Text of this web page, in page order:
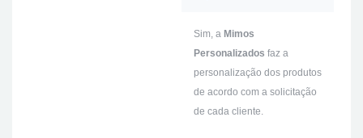
Sim, a Mimos
Personalizados faz a
personalização dos produtos
de acordo com a solicitação
de cada cliente.